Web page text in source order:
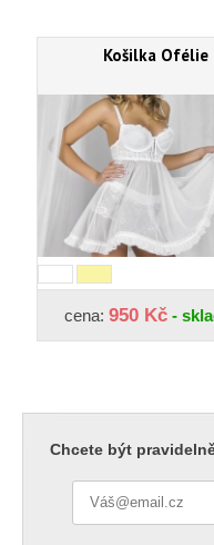
Košilka Ofélie
cena: 950 Kč -
Chcete být